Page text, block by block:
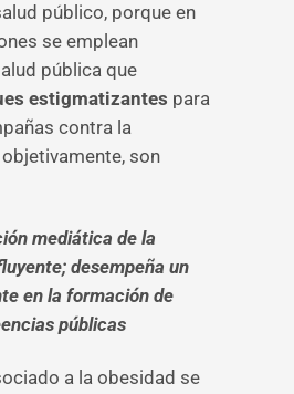
público, porque en
se emplean
pública que
estigmatizantes para
contra la
son
mediática de la
desempeña un
en la formación de
públicas
a la obesidad se